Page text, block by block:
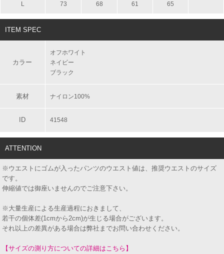
L 73 68 61 65
ITEM SPEC
カラー
オフホワイト
ネイビー
ブラック
素材 ナイロン100%
ID 41548
ATTENTION
※ウエストにゴムが入ったパンツのウエスト値は、推奨ウエストのサイズ
です。
伸縮値では御座いませんのでご注意下さい。
※大量生産による生産過程におきまして、
若干の個体差(1cmから2cm)が生じる場合がございます。
それ以上の差異がある場合は弊社までお問い合わせください。
【サイズの測り方についての詳細はこちら】